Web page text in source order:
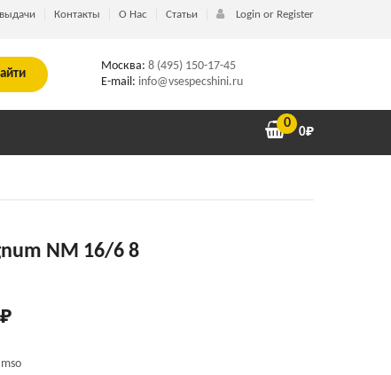
Контакты О Нас Статьи Login or Register
Москва: 8 (495) 150-17-45
E-mail: info@vsespecshini.ru
0
0₽
NM 16/6 8
₽